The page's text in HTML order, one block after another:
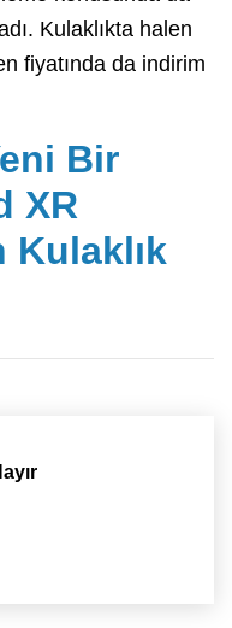
Kulaklıkta halen
fiyatında da indirim
Bir
XR
Kulaklık